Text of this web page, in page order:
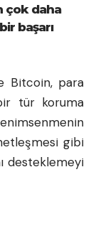
çok daha
başarı
Bitcoin, para
tür koruma
gibi
desteklemeyi